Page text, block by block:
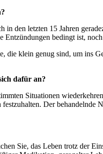
in den letzten 15 Jahren
bedingt ist,
die klein genug sind, um ins
dafür an?
Situationen
Der
Sie, das Leben trotz der